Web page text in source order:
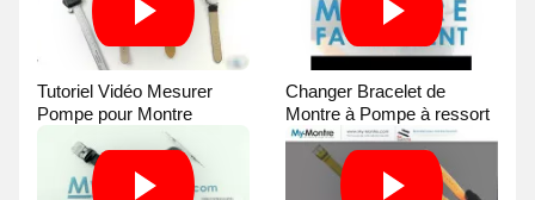
Tutoriel Vidéo Mesurer
Pompe pour Montre
Changer Bracelet de
Montre à Pompe à ressort
- Guide Vidéo